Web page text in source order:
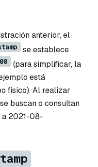
anterior, el
se establece
(para simplificar, la
está
físico). Al realizar
buscan o consultan
a 2021-08-